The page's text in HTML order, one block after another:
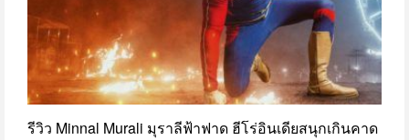
รีวิว Minnal Murali มุราลีฟ้าฟาด ฮีโร่อินเดียสนุกเกินคาด